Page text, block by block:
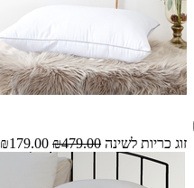
זוג כריות לשינה MIMA ₪179.00 ₪479.00